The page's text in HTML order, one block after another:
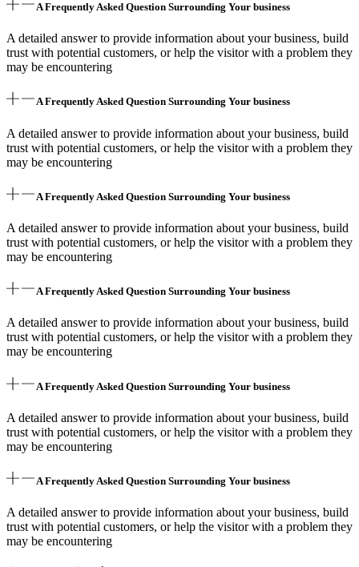
A Frequently Asked Question Surrounding Your business
A detailed answer to provide information about your business, build
trust with potential customers, or help the visitor with a problem they
may be encountering
A Frequently Asked Question Surrounding Your business
A detailed answer to provide information about your business, build
trust with potential customers, or help the visitor with a problem they
may be encountering
A Frequently Asked Question Surrounding Your business
A detailed answer to provide information about your business, build
trust with potential customers, or help the visitor with a problem they
may be encountering
A Frequently Asked Question Surrounding Your business
A detailed answer to provide information about your business, build
trust with potential customers, or help the visitor with a problem they
may be encountering
A Frequently Asked Question Surrounding Your business
A detailed answer to provide information about your business, build
trust with potential customers, or help the visitor with a problem they
may be encountering
A Frequently Asked Question Surrounding Your business
A detailed answer to provide information about your business, build
trust with potential customers, or help the visitor with a problem they
may be encountering